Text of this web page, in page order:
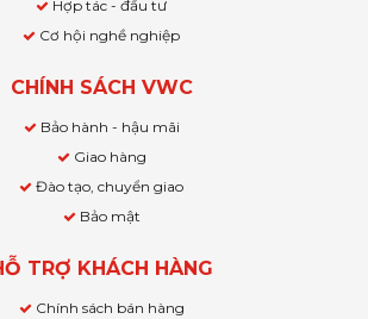
Hợp tác - đầu tư
Cơ hội nghề nghiệp
CHÍNH SÁCH VWC
Bảo hành - hậu mãi
Giao hàng
Đào tạo, chuyển giao
Bảo mật
TRỢ KHÁCH HÀNG
Chính sách bán hàng